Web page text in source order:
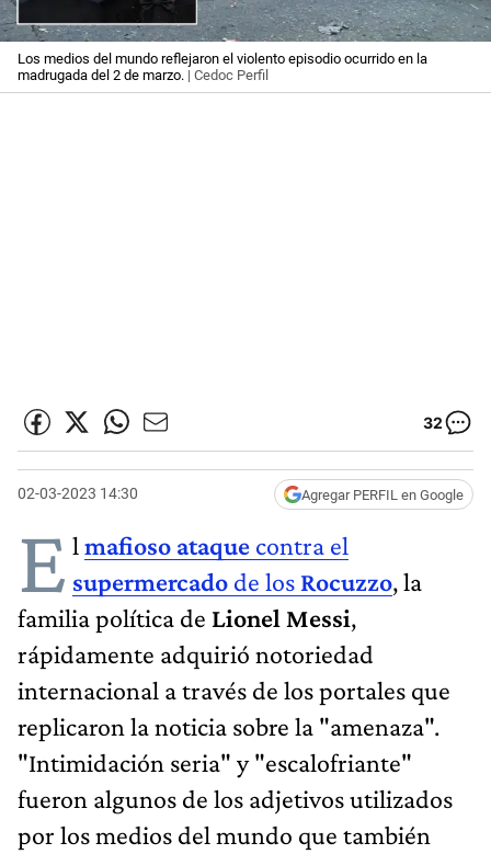
Los medios del mundo reflejaron el violento episodio ocurrido en la
madrugada del 2 de marzo. | Cedoc Perfil
32
02-03-2023 14:30 Agregar PERFIL en Google
E l mafioso ataque contra el
supermercado de los Rocuzzo, la
familia política de Lionel Messi,
rápidamente adquirió notoriedad
internacional a través de los portales que
replicaron la noticia sobre la "amenaza".
"Intimidación seria" y "escalofriante"
fueron algunos de los adjetivos utilizados
por los medios del mundo que también